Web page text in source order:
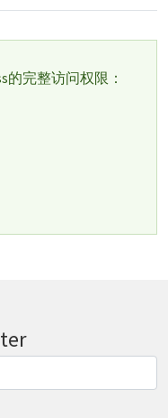
的完整访问权限：